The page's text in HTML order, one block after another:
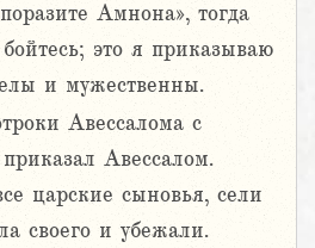
Амнона», тогда
это я приказываю
и мужественны.
Авессалома с
Авессалом.
царские сыновья, сели
своего и убежали.